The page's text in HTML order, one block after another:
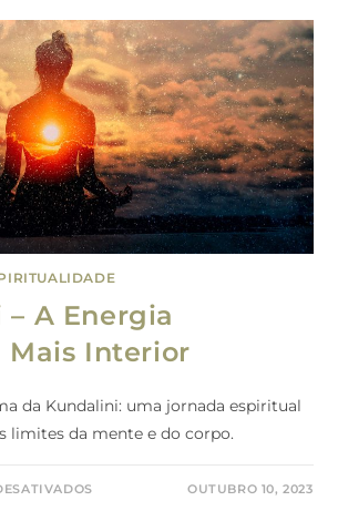
A Energia
Mais Interior
da Kundalini: uma jornada espiritual
limites da mente e do corpo.
OUTUBRO 10, 2023